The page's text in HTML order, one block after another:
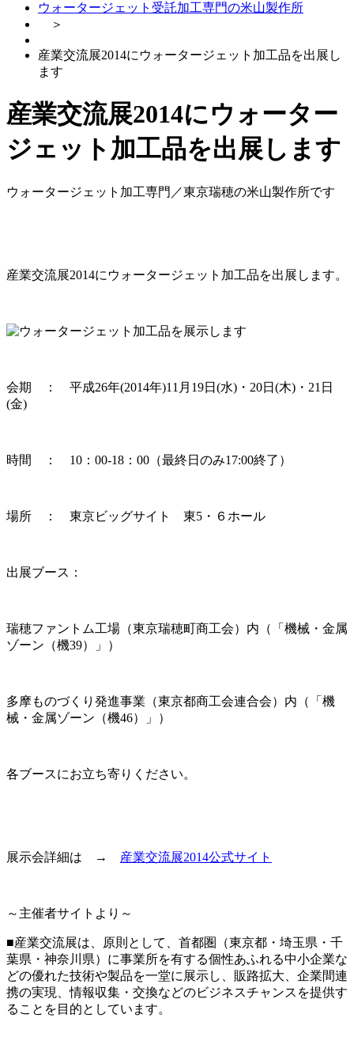
ウォータージェット受託加工専門の米山製作所
＞
産業交流展2014にウォータージェット加工品を出展し
ます
産業交流展2014にウォーター
ジェット加工品を出展します
ウォータージェット加工専門／東京瑞穂の米山製作所です
産業交流展2014にウォータージェット加工品を出展します。
会期 ： 平成26年(2014年)11月19日(水)・20日(木)・21日
(金)
時間 ： 10：00-18：00（最終日のみ17:00終了）
場所 ： 東京ビッグサイト 東5・６ホール
出展ブース：
瑞穂ファントム工場（東京瑞穂町商工会）内（「機械・金属
ゾーン（機39）」）
多摩ものづくり発進事業（東京都商工会連合会）内（「機
械・金属ゾーン（機46）」）
各ブースにお立ち寄りください。
展示会詳細は → 産業交流展2014公式サイト
～主催者サイトより～
■産業交流展は、原則として、首都圏（東京都・埼玉県・千
葉県・神奈川県）に事業所を有する個性あふれる中小企業な
どの優れた技術や製品を一堂に展示し、販路拡大、企業間連
携の実現、情報収集・交換などのビジネスチャンスを提供す
ることを目的としています。